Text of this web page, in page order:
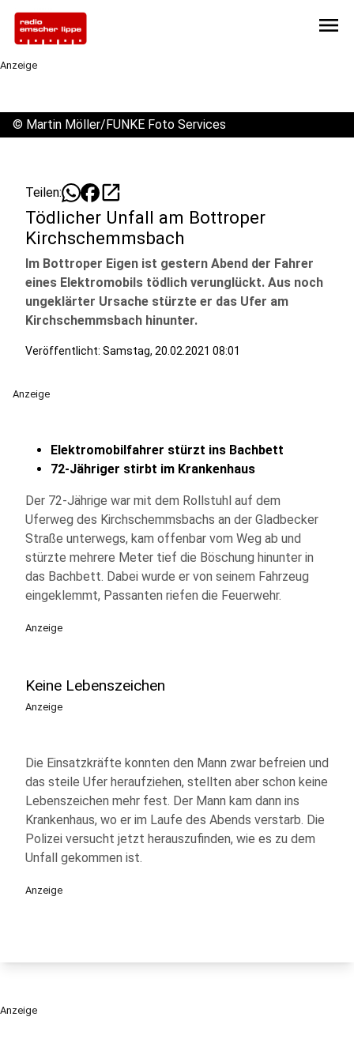
menu
Anzeige
© Martin Möller/FUNKE Foto Services
Teilen: open_in_new
Tödlicher Unfall am Bottroper
Kirchschemmsbach
Im Bottroper Eigen ist gestern Abend der Fahrer
eines Elektromobils tödlich verunglückt. Aus noch
ungeklärter Ursache stürzte er das Ufer am
Kirchschemmsbach hinunter.
Veröffentlicht: Samstag, 20.02.2021 08:01
Anzeige
Elektromobilfahrer stürzt ins Bachbett
72-Jähriger stirbt im Krankenhaus
Der 72-Jährige war mit dem Rollstuhl auf dem
Uferweg des Kirchschemmsbachs an der Gladbecker
Straße unterwegs, kam offenbar vom Weg ab und
stürzte mehrere Meter tief die Böschung hinunter in
das Bachbett. Dabei wurde er von seinem Fahrzeug
eingeklemmt, Passanten riefen die Feuerwehr.
Anzeige
Keine Lebenszeichen
Anzeige
Die Einsatzkräfte konnten den Mann zwar befreien und
das steile Ufer heraufziehen, stellten aber schon keine
Lebenszeichen mehr fest. Der Mann kam dann ins
Krankenhaus, wo er im Laufe des Abends verstarb. Die
Polizei versucht jetzt herauszufinden, wie es zu dem
Unfall gekommen ist.
Anzeige
Anzeige